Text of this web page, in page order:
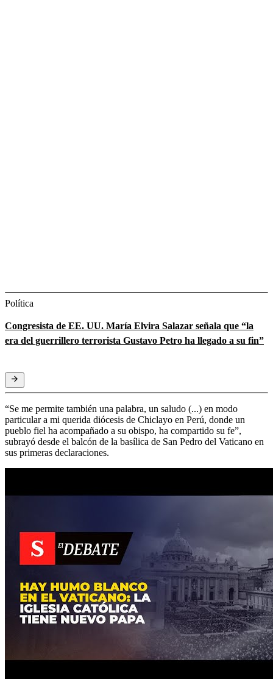
Política
Congresista de EE. UU. María Elvira Salazar señala que “la
era del guerrillero terrorista Gustavo Petro ha llegado a su fin”
“Se me permite también una palabra, un saludo (...) en modo
particular a mi querida diócesis de Chiclayo en Perú, donde un
pueblo fiel ha acompañado a su obispo, ha compartido su fe”,
subrayó desde el balcón de la basílica de San Pedro del Vaticano en
sus primeras declaraciones.